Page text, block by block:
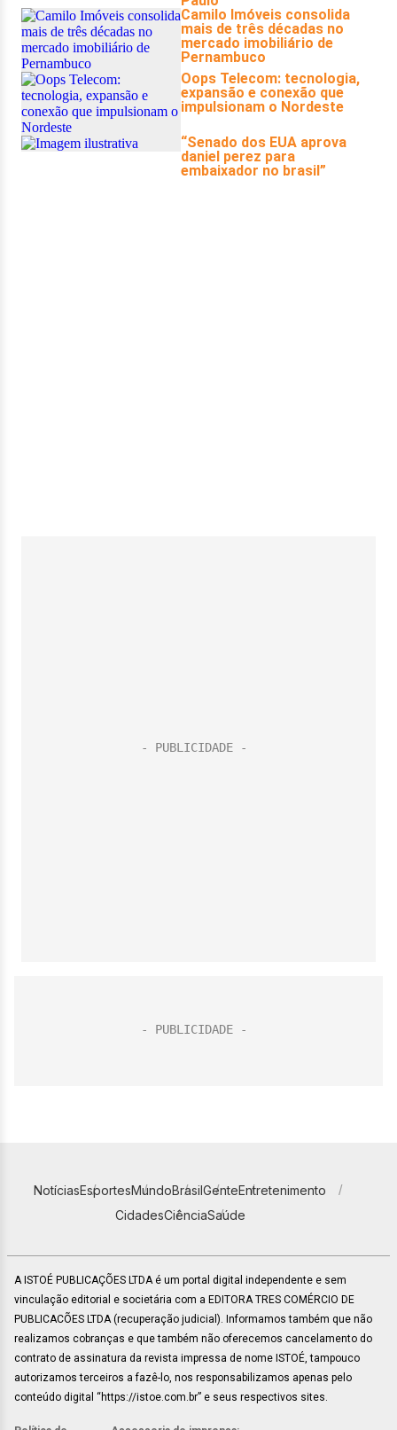
NotíciasEsportesMundoBrasilGenteEntretenimento
CidadesCiênciaSaúde
A ISTOÉ PUBLICAÇÕES LTDA é um portal digital independente e sem
vinculação editorial e societária com a EDITORA TRES COMÉRCIO DE
PUBLICACÕES LTDA (recuperação judicial). Informamos também que não
realizamos cobranças e que também não oferecemos cancelamento do
contrato de assinatura da revista impressa de nome ISTOÉ, tampouco
autorizamos terceiros a fazê-lo, nos responsabilizamos apenas pelo
conteúdo digital “https://istoe.com.br” e seus respectivos sites.